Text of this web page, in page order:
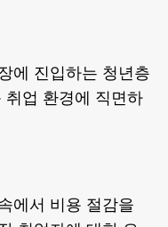
에 진입하는 청년층
취업 환경에 직면하
에서 비용 절감을